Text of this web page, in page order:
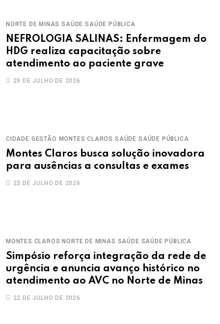
NORTE DE MINAS SAÚDE SAÚDE PÚBLICA
NEFROLOGIA SALINAS: Enfermagem do
HDG realiza capacitação sobre
atendimento ao paciente grave
29 DE JULHO DE 2026
CIDADE GESTÃO MONTES CLAROS SAÚDE SAÚDE PÚBLICA
Montes Claros busca solução inovadora
para ausências a consultas e exames
23 DE JULHO DE 2026
MONTES CLAROS NORTE DE MINAS SAÚDE SAÚDE PÚBLICA
Simpósio reforça integração da rede de
urgência e anuncia avanço histórico no
atendimento ao AVC no Norte de Minas
22 DE JULHO DE 2026